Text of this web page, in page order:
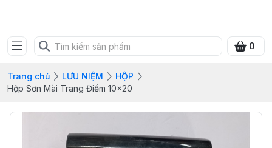
0
Trang chủ LƯU NIỆM
HỘP
Hộp Sơn Mài Trang Điểm 10×20